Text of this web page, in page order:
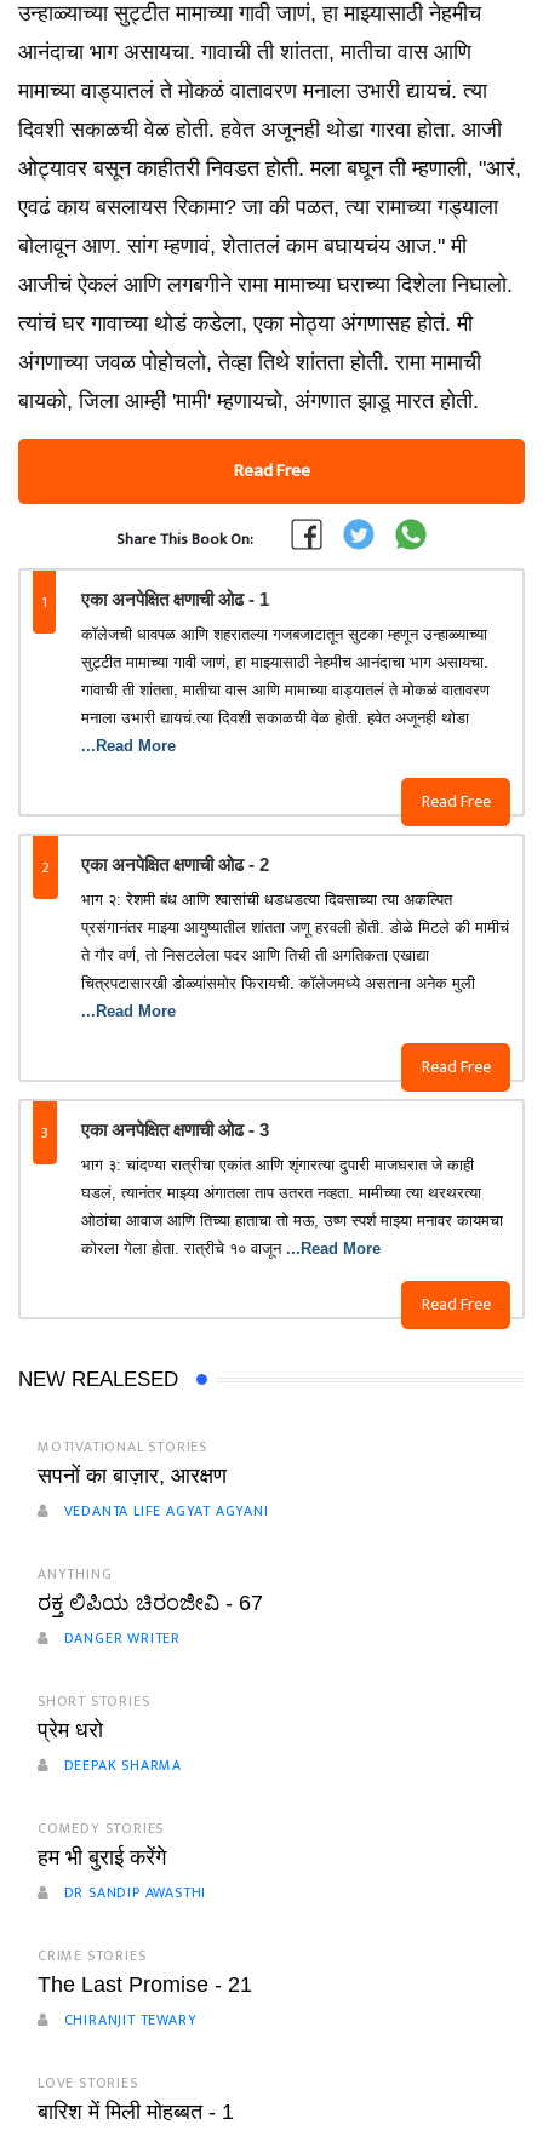
उन्हाळ्याच्या सुट्टीत मामाच्या गावी जाणं, हा माझ्यासाठी नेहमीच
आनंदाचा भाग असायचा. गावाची ती शांतता, मातीचा वास आणि
मामाच्या वाड्यातलं ते मोकळं वातावरण मनाला उभारी द्यायचं. त्या
दिवशी सकाळची वेळ होती. हवेत अजूनही थोडा गारवा होता. आजी
ओट्यावर बसून काहीतरी निवडत होती. मला बघून ती म्हणाली, "आरं,
एवढं काय बसलायस रिकामा? जा की पळत, त्या रामाच्या गड्याला
बोलावून आण. सांग म्हणावं, शेतातलं काम बघायचंय आज." मी
आजीचं ऐकलं आणि लगबगीने रामा मामाच्या घराच्या दिशेला निघालो.
त्यांचं घर गावाच्या थोडं कडेला, एका मोठ्या अंगणासह होतं. मी
अंगणाच्या जवळ पोहोचलो, तेव्हा तिथे शांतता होती. रामा मामाची
बायको, जिला आम्ही 'मामी' म्हणायचो, अंगणात झाडू मारत होती.
Read Free
Share This Book On:
1 एका अनपेक्षित क्षणाची ओढ - 1
Read Free
कॉलेजची धावपळ आणि शहरातल्या गजबजाटातून सुटका म्हणून उन्हाळ्याच्या
सुट्टीत मामाच्या गावी जाणं, हा माझ्यासाठी नेहमीच आनंदाचा भाग असायचा.
गावाची ती शांतता, मातीचा वास आणि मामाच्या वाड्यातलं ते मोकळं वातावरण
मनाला उभारी द्यायचं.त्या दिवशी सकाळची वेळ होती. हवेत अजूनही थोडा
...Read More
2 एका अनपेक्षित क्षणाची ओढ - 2
Read Free
भाग २: रेशमी बंध आणि श्वासांची धडधडत्या दिवसाच्या त्या अकल्पित
प्रसंगानंतर माझ्या आयुष्यातील शांतता जणू हरवली होती. डोळे मिटले की मामीचं
ते गौर वर्ण, तो निसटलेला पदर आणि तिची ती अगतिकता एखाद्या
चित्रपटासारखी डोळ्यांसमोर फिरायची. कॉलेजमध्ये असताना अनेक मुली
...Read More
3 एका अनपेक्षित क्षणाची ओढ - 3
Read Free
भाग ३: चांदण्या रात्रीचा एकांत आणि शृंगारत्या दुपारी माजघरात जे काही
घडलं, त्यानंतर माझ्या अंगातला ताप उतरत नव्हता. मामीच्या त्या थरथरत्या
ओठांचा आवाज आणि तिच्या हाताचा तो मऊ, उष्ण स्पर्श माझ्या मनावर कायमचा
कोरला गेला होता. रात्रीचे १० वाजून ...Read More
NEW REALESED
MOTIVATIONAL STORIES
सपनों का बाज़ार, आरक्षण
VEDANTA LIFE AGYAT AGYANI
ANYTHING
ರಕ್ತ ಲಿಪಿಯ ಚಿರಂಜೀವಿ - 67
DANGER WRITER
SHORT STORIES
प्रेम धरो
DEEPAK SHARMA
COMEDY STORIES
हम भी बुराई करेंगे
DR SANDIP AWASTHI
CRIME STORIES
The Last Promise - 21
CHIRANJIT TEWARY
LOVE STORIES
बारिश में मिली मोहब्बत - 1